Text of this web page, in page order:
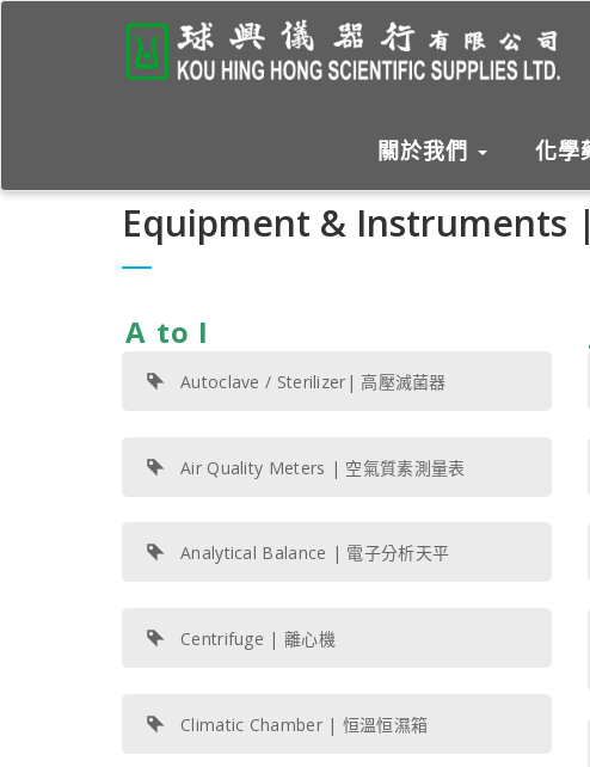
關於我們 化學
Equipment & Instruments
A to I
Autoclave / Sterilizer| 高壓滅菌器
Air Quality Meters | 空氣質素測量表
Analytical Balance | 電子分析天平
Centrifuge | 離心機
Climatic Chamber | 恒溫恒濕箱